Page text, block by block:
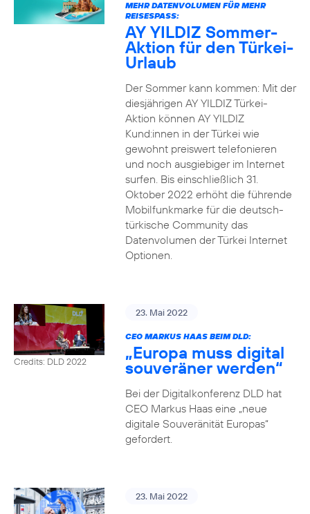
MEHR DATENVOLUMEN FÜR MEHR
REISESPASS:
AY YILDIZ Sommer-
Aktion für den Türkei-
Urlaub
Der Sommer kann kommen: Mit der
diesjährigen AY YILDIZ Türkei-
Aktion können AY YILDIZ
Kund:innen in der Türkei wie
gewohnt preiswert telefonieren
und noch ausgiebiger im Internet
surfen. Bis einschließlich 31.
Oktober 2022 erhöht die führende
Mobilfunkmarke für die deutsch-
türkische Community das
Datenvolumen der Türkei Internet
Optionen.
Credits: DLD 2022
23. Mai 2022
CEO MARKUS HAAS BEIM DLD:
„Europa muss digital
souveräner werden“
Bei der Digitalkonferenz DLD hat
CEO Markus Haas eine „neue
digitale Souveränität Europas“
gefordert.
23. Mai 2022